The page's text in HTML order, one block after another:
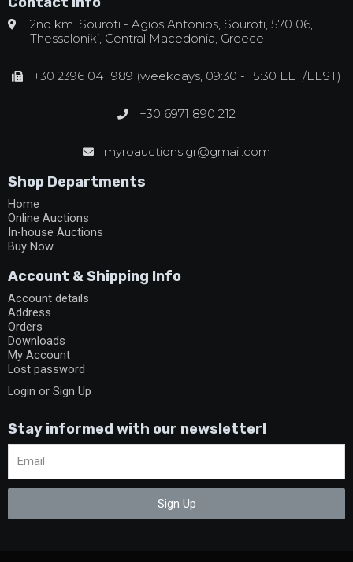
2nd km. Souroti - Agios Antonios, Souroti, 570 06,
Thessaloniki, Central Macedonia, Greece
+30 2396 041 989 (weekdays, 09:30 - 15:30 EET/EEST)
+30 6971 890 212
myroauctions.gr@gmail.com
Shop Departments
Home
Online Auctions
In-house Auctions
Buy Now
Account & Shipping Info
Account details
Address
Orders
Downloads
My Account
Lost password
Login or Sign Up
Stay informed with our newsletter!
Sign Up